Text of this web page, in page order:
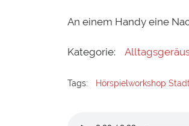
An einem Handy eine
Kategorie:
Tags: Hörspielworkshop